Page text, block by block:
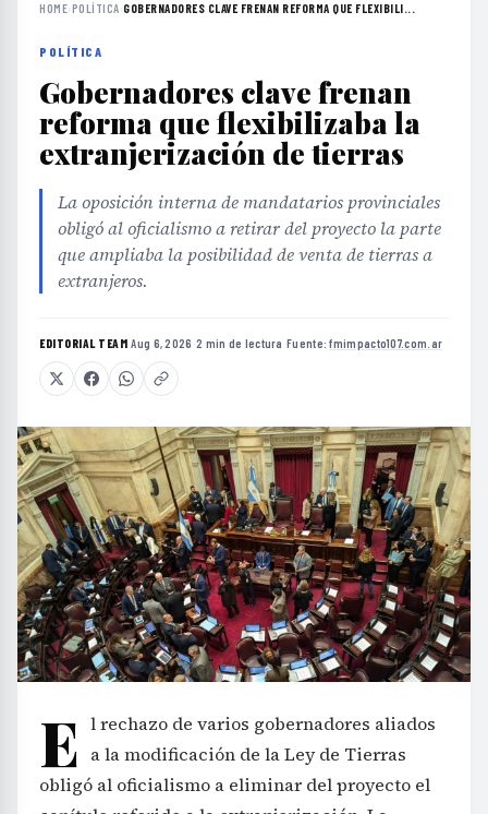
HOME›POLÍTICA›GOBERNADORES CLAVE FRENAN REFORMA QUE FLEXIBILI...
POLÍTICA
Gobernadores clave frenan
reforma que flexibilizaba la
extranjerización de tierras
La oposición interna de mandatarios provinciales
obligó al oficialismo a retirar del proyecto la parte
que ampliaba la posibilidad de venta de tierras a
extranjeros.
EDITORIAL TEAM·Aug 6, 2026 ·2 min de lectura ·Fuente:fmimpacto107.com.ar
E l rechazo de varios gobernadores aliados
a la modificación de la Ley de Tierras
obligó al oficialismo a eliminar del proyecto el